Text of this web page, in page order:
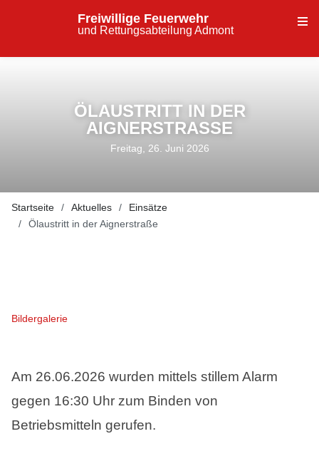
Freiwillige Feuerwehr
und Rettungsabteilung Admont
ÖLAUSTRITT IN DER
AIGNERSTRASSE
Freitag, 26. Juni 2026
Startseite Aktuelles
Einsätze
Ölaustritt in der Aignerstraße
Bildergalerie
Am 26.06.2026 wurden mittels stillem Alarm
gegen 16:30 Uhr zum Binden von
Betriebsmitteln gerufen.